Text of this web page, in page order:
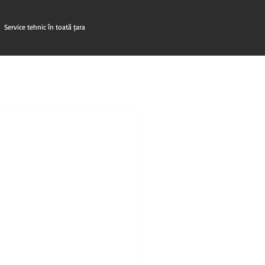
Service tehnic în toată țara